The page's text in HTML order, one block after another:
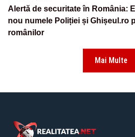
Alertă de securitate în România:
nou numele Poliției și Ghișeul.ro
românilor
Mai Multe